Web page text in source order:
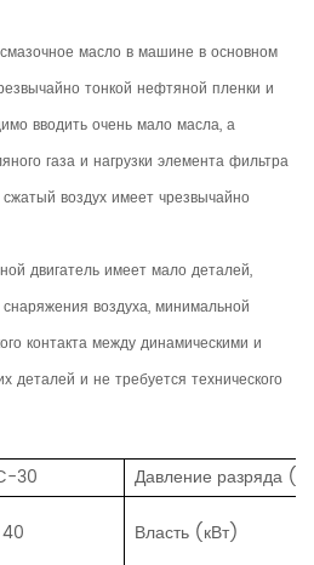
масло в машине в основном
тонкой нефтяной пленки и
вводить очень мало масла, а
газа и нагрузки элемента фильтра
воздух имеет чрезвычайно
двигатель имеет мало деталей,
воздуха, минимальной
контакта между динамическими и
деталей и не требуется технического
30
Давление разряда
Власть (кВт)